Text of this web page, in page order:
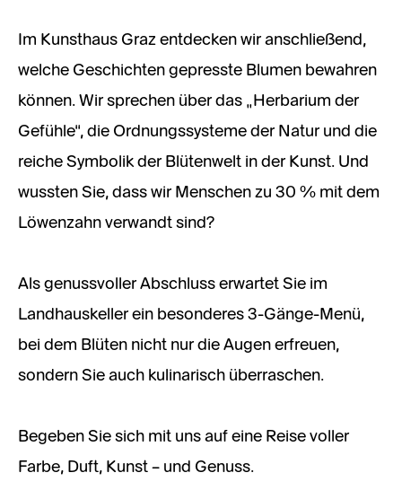
Im Kunsthaus Graz entdecken wir anschließend,
welche Geschichten gepresste Blumen bewahren
können. Wir sprechen über das „Herbarium der
Gefühle“, die Ordnungssysteme der Natur und die
reiche Symbolik der Blütenwelt in der Kunst. Und
wussten Sie, dass wir Menschen zu 30 % mit dem
Löwenzahn verwandt sind?
Als genussvoller Abschluss erwartet Sie im
Landhauskeller ein besonderes 3-Gänge-Menü,
bei dem Blüten nicht nur die Augen erfreuen,
sondern Sie auch kulinarisch überraschen.
Begeben Sie sich mit uns auf eine Reise voller
Farbe, Duft, Kunst – und Genuss.